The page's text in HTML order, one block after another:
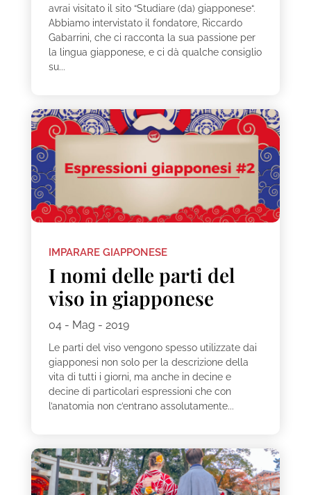
avrai visitato il sito “Studiare (da) giapponese“.
Abbiamo intervistato il fondatore, Riccardo
Gabarrini, che ci racconta la sua passione per
la lingua giapponese, e ci dà qualche consiglio
su...
IMPARARE GIAPPONESE
I nomi delle parti del
viso in giapponese
04 - Mag - 2019
Le parti del viso vengono spesso utilizzate dai
giapponesi non solo per la descrizione della
vita di tutti i giorni, ma anche in decine e
decine di particolari espressioni che con
l’anatomia non c’entrano assolutamente...